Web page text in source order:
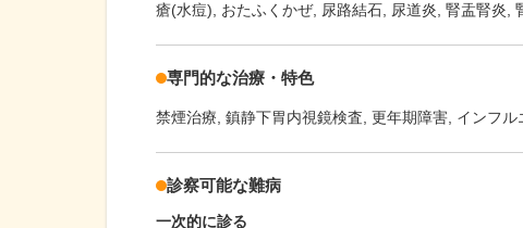
瘡(水痘)
おたふくかぜ 尿路結石 尿道炎 腎盂腎炎
専門的な治療・特色
禁煙治療 鎮静下胃内視鏡検査 更年期障害 インフル
診察可能な難病
一次的に診る